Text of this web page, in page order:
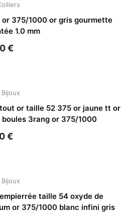
or 375/1000 or gris gourmette
1.0 mm
€
Bijoux
or taille 52 375 or jaune tt or
3rang or 375/1000
€
Bijoux
taille 54 oxyde de
or 375/1000 blanc infini gris